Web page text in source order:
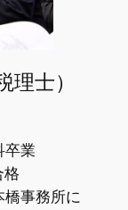
士）
業
事務所に